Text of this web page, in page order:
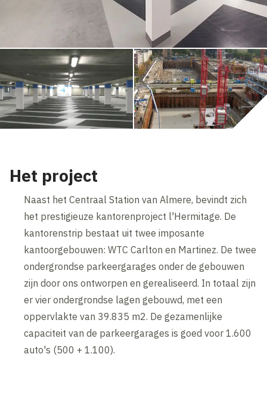
Het project
Naast het Centraal Station van Almere, bevindt zich
het prestigieuze kantorenproject l'Hermitage. De
kantorenstrip bestaat uit twee imposante
kantoorgebouwen: WTC Carlton en Martinez. De twee
ondergrondse parkeergarages onder de gebouwen
zijn door ons ontworpen en gerealiseerd. In totaal zijn
er vier ondergrondse lagen gebouwd, met een
oppervlakte van 39.835 m2. De gezamenlijke
capaciteit van de parkeergarages is goed voor 1.600
auto's (500 + 1.100).